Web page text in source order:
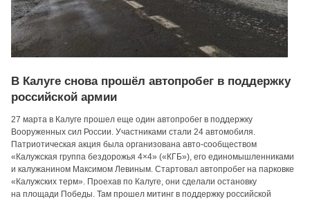
В Калуге снова прошёл автопробег в поддержку
российской армии
27 марта в Калуге прошел еще один автопробег в поддержку
Вооруженных сил России. Участниками стали 24 автомобиля.
Патриотическая акция была организована авто-сообществом
«Калужская группа бездорожья 4×4» («КГБ»), его единомышленниками
и калужанином Максимом Левиным. Стартовал автопробег на парковке
«Калужских терм». Проехав по Калуге, они сделали остановку
на площади Победы. Там прошел митинг в поддержку российской